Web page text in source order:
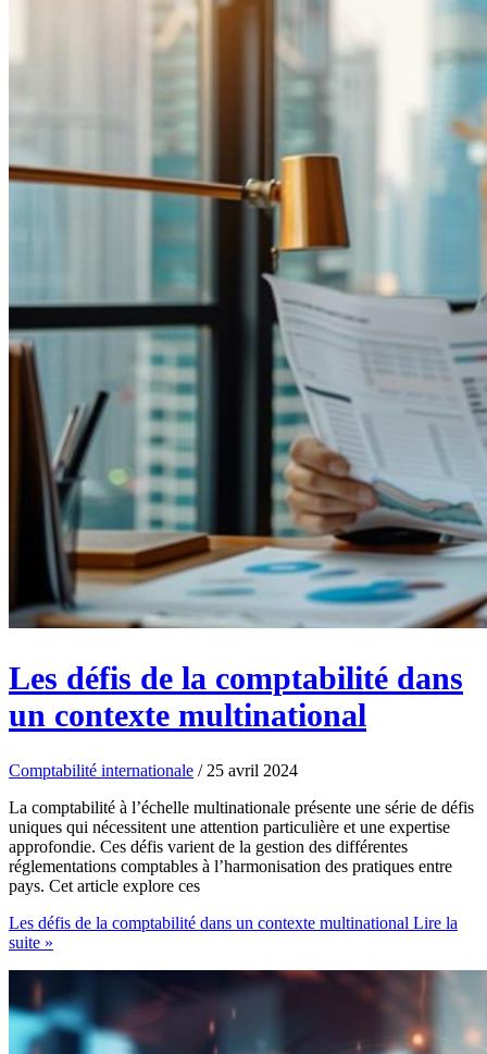
Les défis de la comptabilité dans
un contexte multinational
Comptabilité internationale / 25 avril 2024
La comptabilité à l’échelle multinationale présente une série de défis
uniques qui nécessitent une attention particulière et une expertise
approfondie. Ces défis varient de la gestion des différentes
réglementations comptables à l’harmonisation des pratiques entre
pays. Cet article explore ces
Les défis de la comptabilité dans un contexte multinational Lire la
suite »